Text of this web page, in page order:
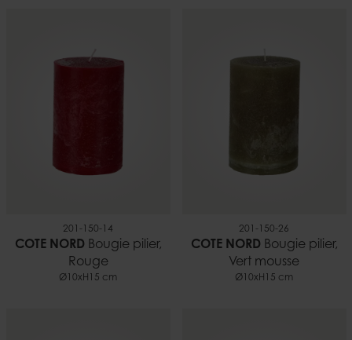
201-150-14
COTE NORD Bougie pilier,
Rouge
Ø10xH15 cm
201-150-26
COTE NORD Bougie pilier,
Vert mousse
Ø10xH15 cm